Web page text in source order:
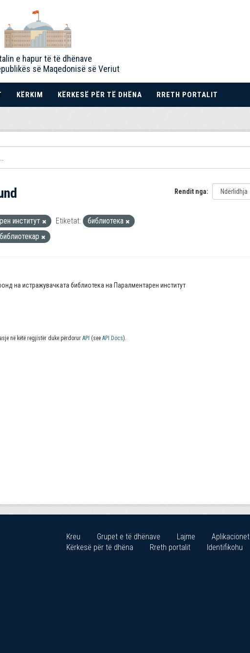
e hapur të të dhënave
së Maqedonisë së Veriut
KËRKIM KËRKESË PËR TË DHËNA RRETH PORTALIT
Rendit nga
институт Etiketat:
библиотека
библиотекар
на истражувачката библиотека на Паралментарен институт
në këtë regjistër duke përdorur API (see API Docs).
Kreu Grupet e të dhënave Lajme Aplikacionet
Kërkesë për të dhëna
Rreth portalit Identifikohu